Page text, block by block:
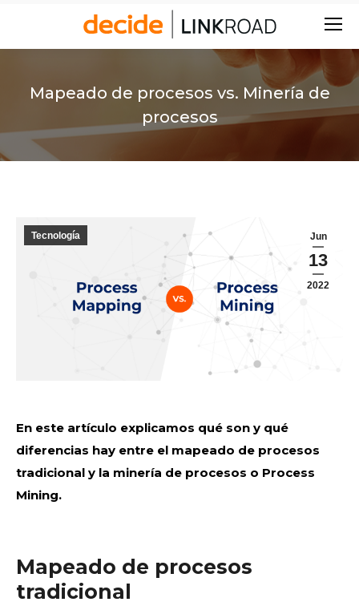
Mapeado de procesos vs. Minería de
procesos
Jun
13
2022
Tecnología
En este artículo explicamos qué son y qué
diferencias hay entre el mapeado de procesos
tradicional y la minería de procesos o Process
Mining.
Mapeado de procesos
tradicional